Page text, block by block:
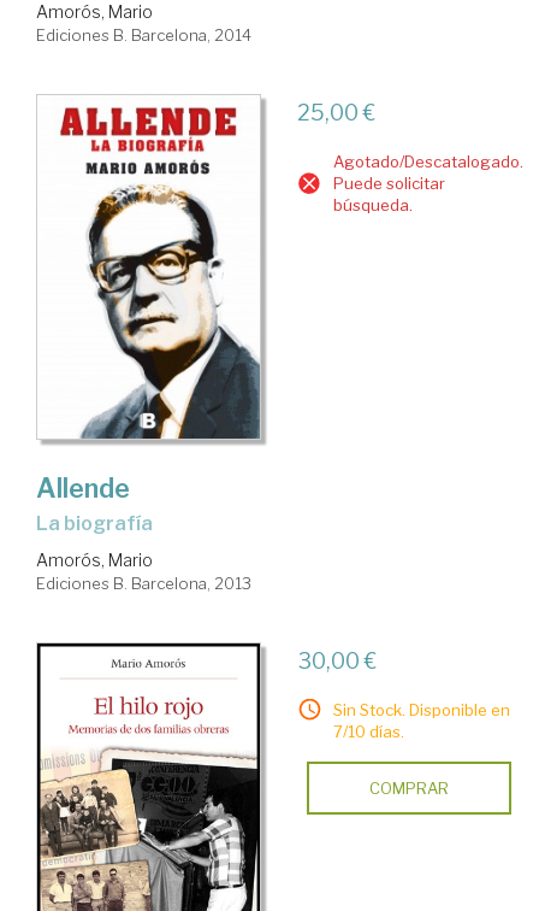
Amorós, Mario
Ediciones B. Barcelona, 2014
25,00 €
Agotado/Descatalogado.
Puede solicitar
búsqueda.
Allende
la biografía
Amorós, Mario
Ediciones B. Barcelona, 2013
30,00 €
Sin Stock. Disponible en
7/10 días.
COMPRAR